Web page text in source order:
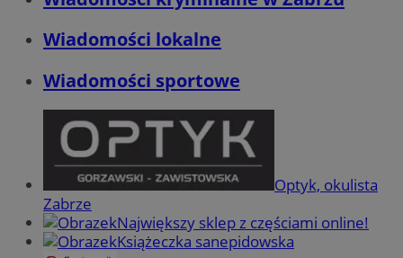
Wiadomości lokalne
Wiadomości sportowe
Optyk, okulista
Zabrze
Największy sklep z częściami online!
Książeczka sanepidowska